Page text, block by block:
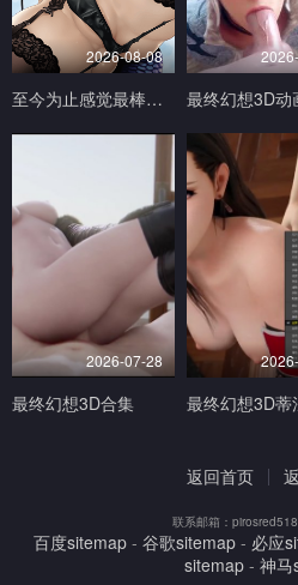
2026-08-08
至今为止感觉最棒的一次做爱1
2026-07-28
最终幻想3D合集 最终幻想3D蒂
返回首页
联系邮箱：
百度sitemap - 谷歌sitemap - 必应
sitemap- 神马